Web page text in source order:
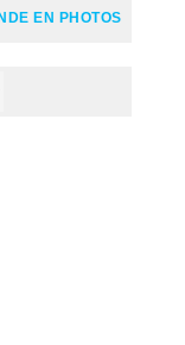
EN PHOTOS